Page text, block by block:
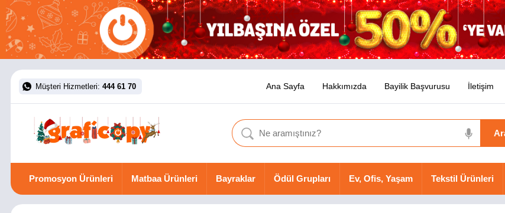
Müşteri Hizmetleri: 444 61 70 Ana Sayfa Hakkımızda Bayilik Başvurusu İletişim
Promosyon Ürünleri Matbaa Ürünleri Bayraklar Ödül Grupları Ev, Ofis, Yaşam Tekstil Ürünleri